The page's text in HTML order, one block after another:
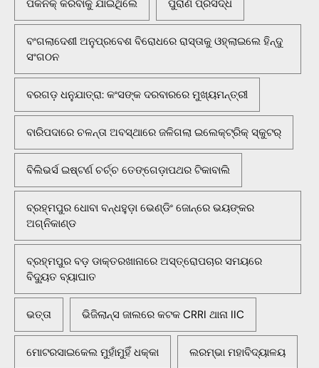
ପିକନିକ୍‌ କରିବାକୁ ଯାଇଥିଲେ ପୁରାଣ ପ୍ରସିଦ୍ଧ
ବଂଗଲାଦେଶୀ ଅନୁପ୍ରବେଶ ବିରୋଧରେ ରାସ୍ତାକୁ ଓହ୍ଲାଇଲେ ହିନ୍ଦୁ
ସଂଗଠନ
ବରଗଡ଼ ଧନୁଯାତ୍ରା: କଂସଙ୍କ ଦରବାରରେ ମୁଖ୍ୟମନ୍ତ୍ରୀ
ବାରିପଦାରେ ଚଳନ୍ତା ଅବସ୍ଥାରେ ଜଳିଗଲା ଇଲେକ୍ଟ୍ରିକ୍ ସ୍କୁଟର୍
ବିଲିଭର୍ସ ଇଷ୍ଟର୍ଣ ଚର୍ଚ୍ଚ ତେଙ୍ଗେଡ଼ାପଥର ଟିକାବାଲି
ବ୍ରହ୍ମପୁର ଧୋବା ବନ୍ଧହୁଡ଼ା ଭେଣ୍ଡିଂ ଜୋନ୍‌ରେ ଭୟଙ୍କର
ଅଗ୍ନିକାଣ୍ଡ
ବ୍ରହ୍ମପୁର ବଡ଼ ଡାକ୍ତରଖାନାରେ ଅସ୍ତ୍ରୋପଚାର ସମୟରେ
ବିଦ୍ୟୁତ ବ୍ୟାଘାତ
ଭତ୍ତା ଭିଜିଲାନ୍ସ ଜାଲରେ କଟକ CRRI ଥାନା IIC
ମୋଟରସାଇକେଲ ମୁହାଁମୁହିଁ ଧକ୍କା ଲରମ୍ଭା ମହାବିଦ୍ୟାଳୟ